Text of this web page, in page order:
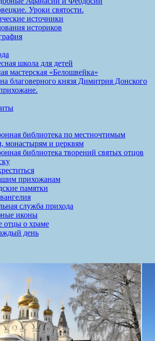
Уроки святости.
источники
историков
школа для детей
мастерская «Белошвейка»
благоверного князя Димитрия Донского
библиотека по местночтимым
монастырям и церквям
библиотека творений святых отцов
прихожанам
памятки
служба прихода
иконы
отцы о храме
день